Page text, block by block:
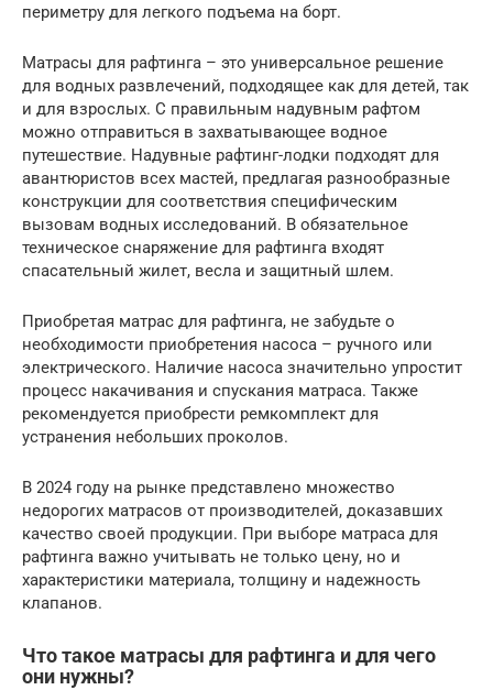
периметру для легкого подъема на борт.
Матрасы для рафтинга – это универсальное решение
для водных развлечений, подходящее как для детей, так
и для взрослых. С правильным надувным рафтом
можно отправиться в захватывающее водное
путешествие. Надувные рафтинг-лодки подходят для
авантюристов всех мастей, предлагая разнообразные
конструкции для соответствия специфическим
вызовам водных исследований. В обязательное
техническое снаряжение для рафтинга входят
спасательный жилет, весла и защитный шлем.
Приобретая матрас для рафтинга, не забудьте о
необходимости приобретения насоса – ручного или
электрического. Наличие насоса значительно упростит
процесс накачивания и спускания матраса. Также
рекомендуется приобрести ремкомплект для
устранения небольших проколов.
В 2024 году на рынке представлено множество
недорогих матрасов от производителей, доказавших
качество своей продукции. При выборе матраса для
рафтинга важно учитывать не только цену, но и
характеристики материала, толщину и надежность
клапанов.
Что такое матрасы для рафтинга и для чего
они нужны?